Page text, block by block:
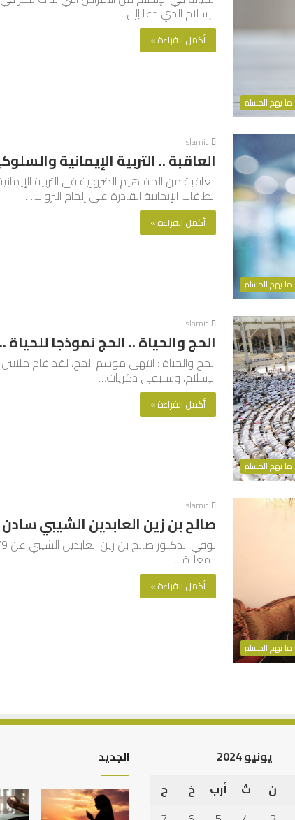
ما يهم المسلم
الإسلام الذي دعا إلى…
أكمل القراءة »
ما يهم المسلم
islamic
العاقبة .. التربية الإيمانية
العاقبة من المفاهيم الضرورية في التربية
الطاقات الإيجابية القادرة على إلجام النزوات…
أكمل القراءة »
ما يهم المسلم
islamic
الحج والحياة .. الحج نموذجا
الحج والحياة : انتهى موسم الحج، لقد قام
الإسلام، وستبقى ذكريات…
أكمل القراءة »
ما يهم المسلم
islamic
صالح بن زين العابدين الشيبي
المعلاة…
أكمل القراءة »
الرصيد
التربوي
يونيو 2024
ن ث أرب خ
ج
الجديد